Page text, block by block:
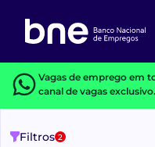
Vagas de emprego em
canal de vagas exclusivo.
Filtros 2